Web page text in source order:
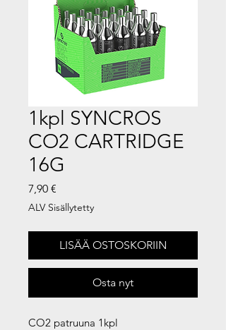
1kpl SYNCROS
CO2 CARTRIDGE
16G
7,90 €
ALV Sisällytetty
LISÄÄ OSTOSKORIIN
Osta nyt
CO2 patruuna 1kpl